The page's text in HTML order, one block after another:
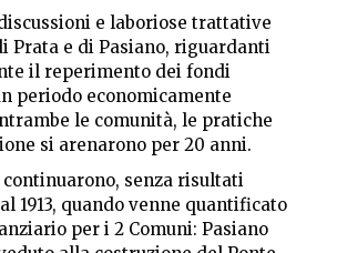
e laboriose trattative
Prata e di Pasiano, riguardanti
il reperimento dei fondi
periodo economicamente
le comunità, le pratiche
si arenarono per 20 anni.
senza risultati
1913, quando venne quantificato
per i 2 Comuni: Pasiano